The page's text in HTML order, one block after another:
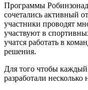
Программы
сочетались активный
участники проводят
участвуют в
учатся работать в
решения.
Для того чтобы
разработали несколько